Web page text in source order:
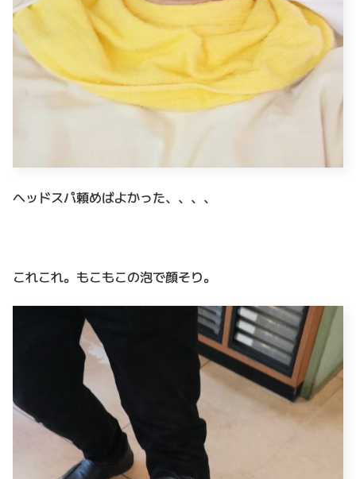
ヘッドスパ頼めばよかった、、、、
これこれ。もこもこの泡で顔そり。